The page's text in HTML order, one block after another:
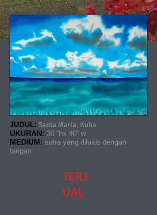
JUDUL: Santa Maria, Kuba
UKURAN: 30 "hx 40" w
MEDIUM: sutra yang dilukis dengan
tangan
TERJ
UAL